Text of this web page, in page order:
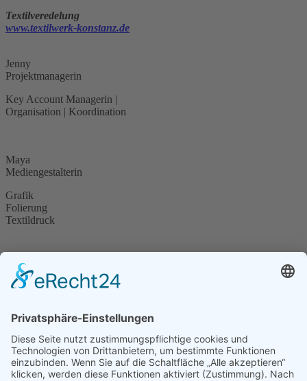
Textilveredelung
www.textilwerk-konstanz.de
Jenny
Projektmanagerin
Key Account Managerin |
Organisation | Koordination
Maya
Mediengestalterin
Grafik
Folierung
Textildruck
VISIT US
HOURS
Montag + Dienstag + Donnerstag
10:00 - 12:00 / 14:00 - 17:00